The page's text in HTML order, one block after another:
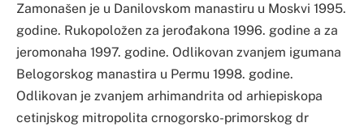
Zamonašen je u Danilovskom manastiru u Moskvi 1995.
godine. Rukopoložen za jerođakona 1996. godine a za
jeromonaha 1997. godine. Odlikovan zvanjem igumana
Belogorskog manastira u Permu 1998. godine.
Odlikovan je zvanjem arhimandrita od arhiepiskopa
cetinjskog mitropolita crnogorsko-primorskog dr